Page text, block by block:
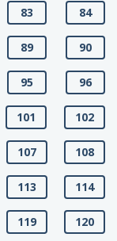
83 84
89 90
95 96
101 102
107 108
113 114
119 120